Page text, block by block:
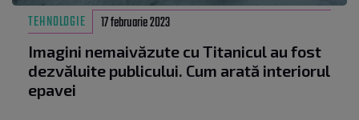
TEHNOLOGIE 17 februarie 2023
Imagini nemaivăzute cu Titanicul au fost
dezvăluite publicului. Cum arată interiorul
epavei